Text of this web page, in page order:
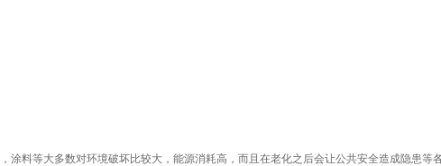
涂料等大多数对环境破坏比较大，能源消耗高，而且在老化之后会让公共安全造成隐患